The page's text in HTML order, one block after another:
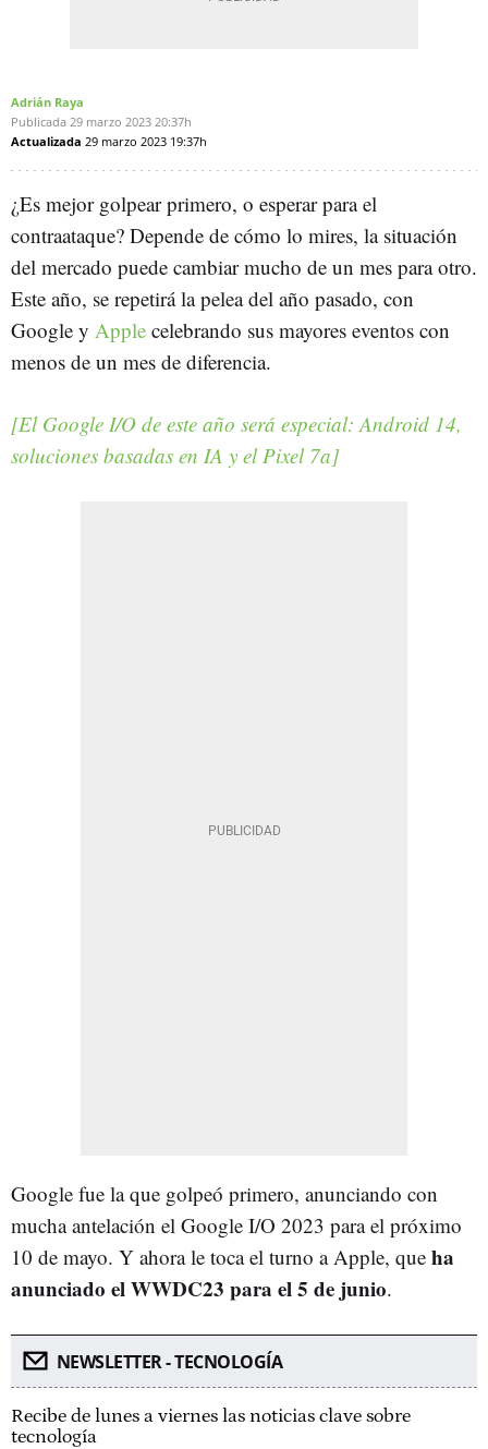
Adrián Raya
Publicada 29 marzo 2023 20:37h
Actualizada 29 marzo 2023 19:37h
¿Es mejor golpear primero, o esperar para el
contraataque? Depende de cómo lo mires, la situación
del mercado puede cambiar mucho de un mes para otro.
Este año, se repetirá la pelea del año pasado, con
Google y Apple celebrando sus mayores eventos con
menos de un mes de diferencia.
[El Google I/O de este año será especial: Android 14,
soluciones basadas en IA y el Pixel 7a]
Google fue la que golpeó primero, anunciando con
mucha antelación el Google I/O 2023 para el próximo
10 de mayo. Y ahora le toca el turno a Apple, que ha
anunciado el WWDC23 para el 5 de junio.
NEWSLETTER - TECNOLOGÍA
Recibe de lunes a viernes las noticias clave sobre
tecnología